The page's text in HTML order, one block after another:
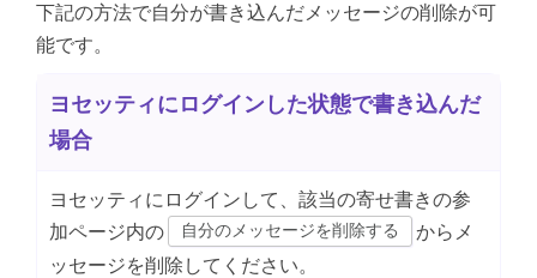
下記の方法で自分が書き込んだメッセージの削除が可
能です。
ヨセッティにログインした状態で書き込んだ
場合
ヨセッティにログインして、該当の寄せ書きの参
加ページ内の
自分のメッセージを削除する
からメ
ッセージを削除してください。